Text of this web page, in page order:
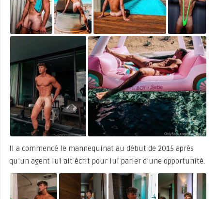
Il a commencé le mannequinat au début de 2015 après
qu’un agent lui ait écrit pour lui parler d’une opportunité.